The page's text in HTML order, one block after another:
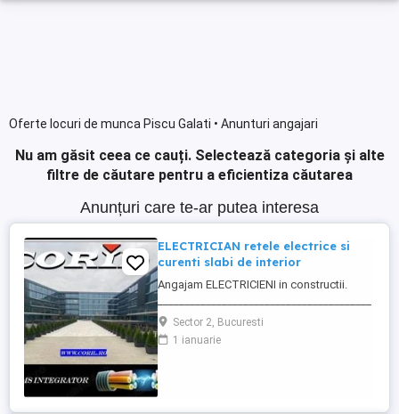
Oferte locuri de munca Piscu Galati • Anunturi angajari
Nu am găsit ceea ce cauți. Selectează categoria și alte
filtre de căutare pentru a eficientiza căutarea
Anunțuri care te-ar putea interesa
ELECTRICIAN retele electrice si
curenti slabi de interior
Angajam ELECTRICIENI in constructii.
Daca sti ca ai calificare si experienta in
executia si punerea in functiune de
instalatii electrice de joasa tensiune; Ai
Sector 2, Bucuresti
1 ianuarie